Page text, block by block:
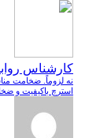
کارشناس
نه لزوماً. ضخامت
استرچ باکیفیت و